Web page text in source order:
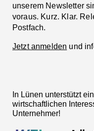
unserem Newsletter
voraus. Kurz. Klar.
Postfach.
Jetzt anmelden und
In Lünen unterstützt
wirtschaftlichen
Unternehmer!